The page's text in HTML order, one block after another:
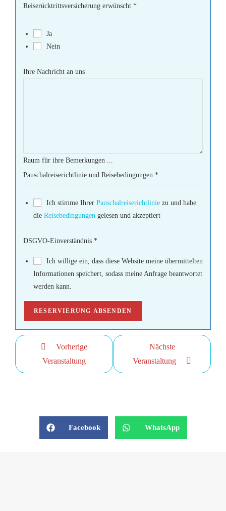
Reiserücktrittsversicherung erwünscht *
Ja
Nein
Ihre Nachricht an uns
Raum für ihre Bemerkungen ...
Pauschalreiserichtlinie und Reisebedingungen *
Ich stimme Ihrer Pauschalreiserichtlinie zu und habe
die Reisebedingungen gelesen und akzeptiert
DSGVO-Einverständnis *
Ich willige ein, dass diese Website meine übermittelten
Informationen speichert, sodass meine Anfrage beantwortet
werden kann.
RESERVIERUNG ABSENDEN
Vorherige
Veranstaltung
Nächste
Veranstaltung
Facebook WhatsApp